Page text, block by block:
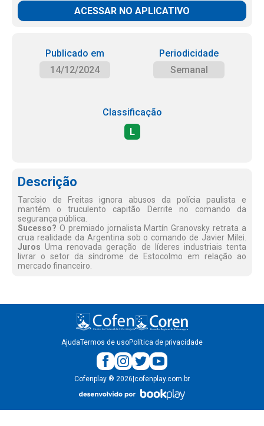
ACESSAR NO APLICATIVO
Publicado em
14/12/2024
Periodicidade
Semanal
Classificação
L
Descrição
Tarcísio de Freitas ignora abusos da polícia paulista e
mantém o truculento capitão Derrite no comando da
segurança pública.
Sucesso? O premiado jornalista Martín Granovsky retrata a
crua realidade da Argentina sob o comando de Javier Milei.
Juros Uma renovada geração de líderes industriais tenta
livrar o setor da síndrome de Estocolmo em relação ao
mercado financeiro.
AjudaTermos de usoPolítica de privacidade
Cofenplay ® 2026 cofenplay.com.br